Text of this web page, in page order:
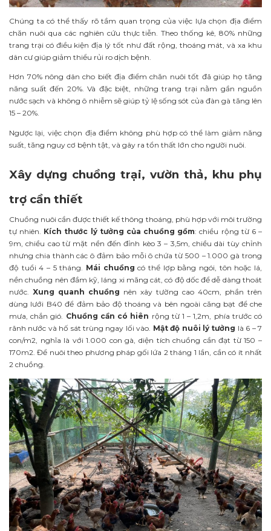
Chúng ta có thể thấy rõ tầm quan trọng của việc lựa chọn địa điểm
chăn nuôi qua các nghiên cứu thực tiễn. Theo thống kê, 80% những
trang trại có điều kiện địa lý tốt như đất rộng, thoáng mát, và xa khu
dân cư giúp giảm thiểu rủi ro dịch bệnh.
Hơn 70% nông dân cho biết địa điểm chăn nuôi tốt đã giúp họ tăng
năng suất đến 20%. Và đặc biệt, những trang trại nằm gần nguồn
nước sạch và không ô nhiễm sẽ giúp tỷ lệ sống sót của đàn gà tăng lên
15 – 20%.
Ngược lại, việc chọn địa điểm không phù hợp có thể làm giảm năng
suất, tăng nguy cơ bệnh tật, và gây ra tổn thất lớn cho người nuôi.
Xây dựng chuồng trại, vườn thả, khu phụ
trợ cần thiết
Chuồng nuôi cần được thiết kế thông thoáng, phù hợp với môi trường
tự nhiên. Kích thước lý tưởng của chuồng gồm: chiều rộng từ 6 –
9m, chiều cao từ mặt nền đến đỉnh kèo 3 – 3,5m, chiều dài tùy chỉnh
nhưng chia thành các ô đảm bảo mỗi ô chứa từ 500 – 1.000 gà trong
độ tuổi 4 – 5 tháng. Mái chuồng có thể lợp bằng ngói, tôn hoặc lá,
nền chuồng nên đầm kỹ, láng xi măng cát, có độ dốc để dễ dàng thoát
nước. Xung quanh chuồng nên xây tường cao 40cm, phần trên
dùng lưới B40 để đảm bảo độ thoáng và bên ngoài căng bạt để che
mưa, chắn gió. Chuồng cần có hiên rộng từ 1 – 1,2m, phía trước có
rãnh nước và hố sát trùng ngay lối vào. Mật độ nuôi lý tưởng là 6 – 7
con/m2, nghĩa là với 1.000 con gà, diện tích chuồng cần đạt từ 150 –
170m2. Để nuôi theo phương pháp gối lứa 2 tháng 1 lần, cần có ít nhất
2 chuồng.